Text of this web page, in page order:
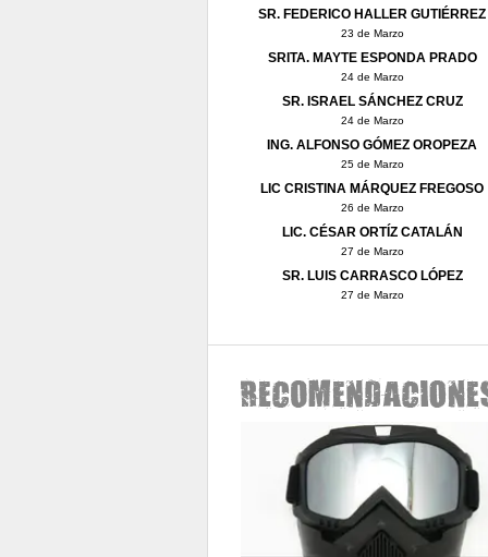
SR. FEDERICO HALLER GUTIÉRREZ
23 de Marzo
SRITA. MAYTE ESPONDA PRADO
24 de Marzo
SR. ISRAEL SÁNCHEZ CRUZ
24 de Marzo
ING. ALFONSO GÓMEZ OROPEZA
25 de Marzo
LIC CRISTINA MÁRQUEZ FREGOSO
26 de Marzo
LIC. CÉSAR ORTÍZ CATALÁN
27 de Marzo
SR. LUIS CARRASCO LÓPEZ
27 de Marzo